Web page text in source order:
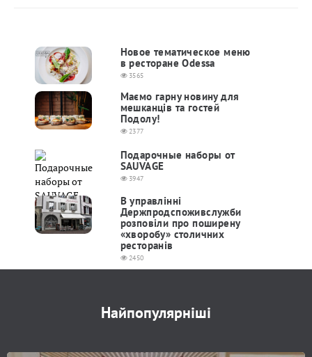
Новое тематическое меню
в ресторане Odessa
3565
Маємо гарну новину для
мешканців та гостей
Подолу!
2377
Подарочные наборы от
SAUVAGE
3947
В управлінні
Держпродспоживслужби
розповіли про поширену
«хворобу» столичних
ресторанів
2450
Найпопулярніші